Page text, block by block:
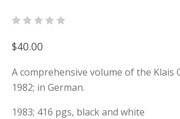
$40.00
A comprehensive volume of the Klais
1982; in German.
1983; 416 pgs, black and white